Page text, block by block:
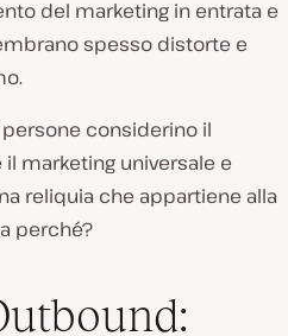
del marketing in entrata e
spesso distorte e
considerino il
marketing universale e
reliquia che appartiene alla
perché?